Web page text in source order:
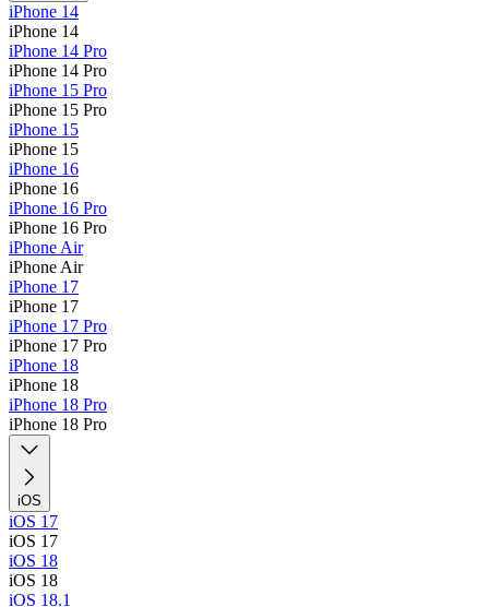
iPhone 14
iPhone 14
iPhone 14 Pro
iPhone 14 Pro
iPhone 15 Pro
iPhone 15 Pro
iPhone 15
iPhone 15
iPhone 16
iPhone 16
iPhone 16 Pro
iPhone 16 Pro
iPhone Air
iPhone Air
iPhone 17
iPhone 17
iPhone 17 Pro
iPhone 17 Pro
iPhone 18
iPhone 18
iPhone 18 Pro
iPhone 18 Pro
iOS
iOS 17
iOS 17
iOS 18
iOS 18
iOS 18.1